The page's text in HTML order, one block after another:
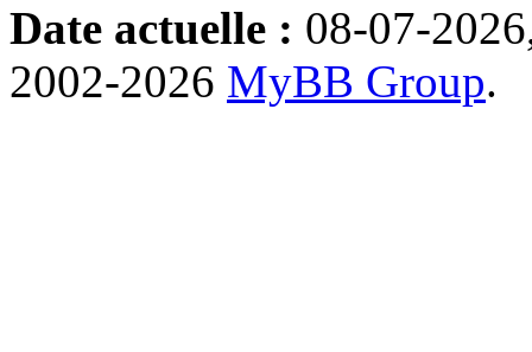
Date actuelle : 08-07-
2002-2026 MyBB Group.